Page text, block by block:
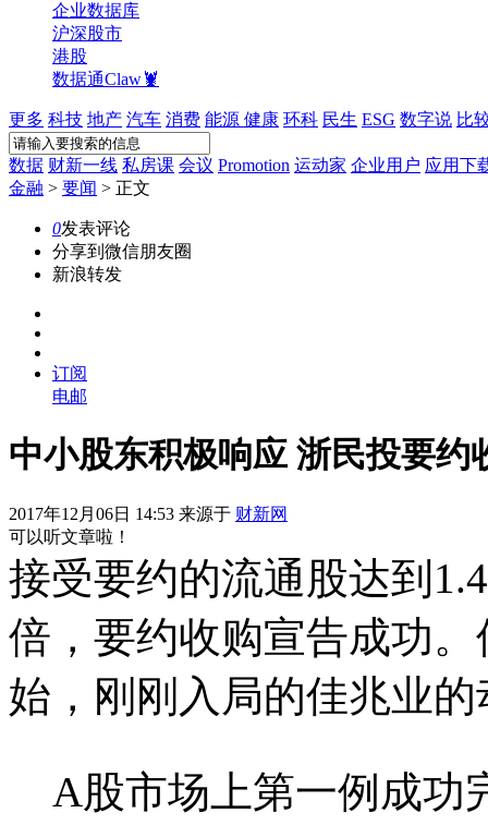
企业数据库
沪深股市
港股
数据通Claw🦞
更多 科技 地产 汽车 消费 能源 健康 环科 民生 ESG 数字说 比
数据 财新一线 私房课 会议 Promotion 运动家 企业用户 应用下
金融 > 要闻 > 正文
0发表评论
分享到微信朋友圈
新浪转发
订阅
电邮
中小股东积极响应 浙民投要
2017年12月06日 14:53 来源于 财新网
可以听文章啦！
接受要约的流通股达到
倍，要约收购宣告成功
始，刚刚入局的佳兆业
A股市场上第一例成功